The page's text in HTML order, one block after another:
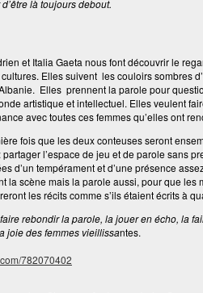
là toujours debout.
et Italia Gaeta nous font découvrir le
Elles suivent les couloirs sombres
Elles prennent la parole pour
artistique et intellectuel. Elles veulent
avec toutes ces femmes qu’elles ont
fois que les deux conteuses seront
partager l’espace de jeu et de parole sans
d’un tempérament et d’une présence
la scène mais la parole aussi, pour que les
les récits comme s’ils étaient écrits à
rebondir la parole, la jouer en écho, la
joie des femmes vieillissantes.
782070402